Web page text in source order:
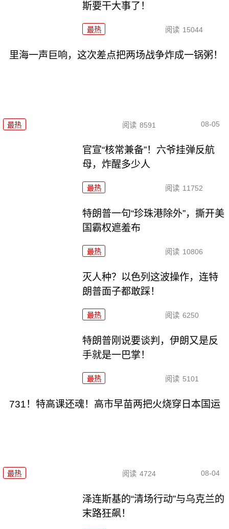
斯要干大事了！
最热 阅读 15044
里海一声巨响，这次差点把两场战争炸成一锅粥！
最热 阅读 8591 08-05
官宣“核常兼备”！六爷挂弹反航
母，炸醒多少人
最热 阅读 11752
特朗普一句“珍珠港除外”，撕开美
国霸权遮羞布
最热 阅读 10806
灭人种？以色列这波操作，连特
朗普面子都敢踩！
最热 阅读 6250
特朗普刚说要谈判，伊朗又是反
手就是一巴掌！
最热 阅读 5101
731！特高课还魂！高市早苗两把火烧穿日本国运
最热 阅读 4724 08-04
泽连斯基的“清场行动”与乌克兰的
末路狂飙！